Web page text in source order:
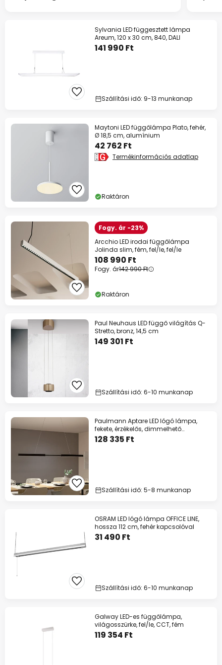
Sylvania LED függesztett lámpa
Areum, 120 x 30 cm, 840, DALI
141 990 Ft
Szállítási idő: 9-13 munkanap
Maytoni LED függőlámpa Plato, fehér,
Ø 18,5 cm, alumínium
42 762 Ft
Termékinformációs adatlap
Raktáron
Fogy. ár -23%
Arcchio LED irodai függőlámpa
Jolinda slim, fém, fel/le, fel/le
108 990 Ft
Fogy. ár142 990 Ft
Raktáron
Paul Neuhaus LED függő világítás Q-
Stretto, bronz, 14,5 cm
149 301 Ft
Szállítási idő: 6-10 munkanap
Paulmann Aptare LED lógó lámpa,
fekete, érzékelős, dimmelhető
fényerővel
128 335 Ft
Szállítási idő: 5-8 munkanap
OSRAM LED lógó lámpa OFFICE LINE,
hossza 112 cm, fehér kapcsolóval
31 490 Ft
Szállítási idő: 6-10 munkanap
Galway LED-es függőlámpa,
világosszürke, fel/le, CCT, fém
119 354 Ft